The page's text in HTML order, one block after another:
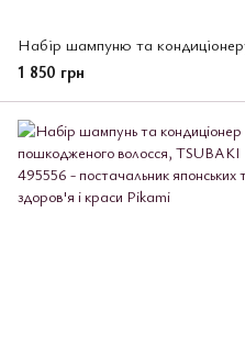
1 850 грн